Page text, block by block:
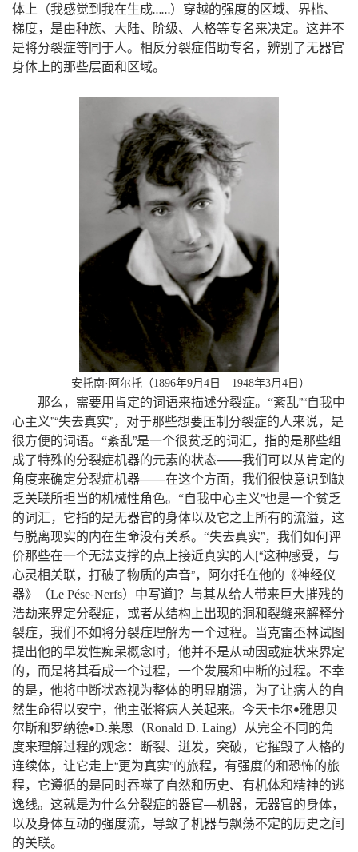
体上（我感觉到我在生成……）穿越的强度的区域、界槛、
梯度， 是由种族、大陆、阶级、人格等专名来决定。 这并不
是将分裂症等同于人。 相反分裂症借助专名 ， 辨别了无器官
身体上的那些层面和区域。
安托南·阿尔托（1896年9月4日—1948年3月4日）
那么 ， 需要用肯定的词语来描述分裂症。 “紊乱”“自我中
心主义”“失去真实”， 对于那些想要压制分裂症的人来说，
是
很方便的词语。 “紊乱”是一个很贫乏的词汇， 指的是那些组
成了特殊的分裂症机器的元素的状态——我们可以从肯定的
角度来确定分裂症机器——在这个方面， 我们很快意识到缺
乏关联所担当的机械性角色。 “自我中心主义”也是一个贫乏
的词汇， 它指的是无器官的身体以及它之上所有的流溢， 这
与脱离现实的内在生命没有关系。 “失去真实”， 我们如何评
价那些在一个无法支撑的点上接近真实的人 [“这种感受，
与
心灵相关联， 打破了物质的声音”，
阿尔托在他的《神经仪
器》（Le Pése-Nerfs）中写道]？ 与其从给人带来巨大摧残的
浩劫来界定分裂症，
或者从结构上出现的洞和裂缝来解释分
裂症， 我们不如将分裂症理解为一个过程。
当克雷丕林试图
提出他的早发性痴呆概念时， 他并不是从动因或症状来界定
的， 而是将其看成一个过程， 一个发展和中断的过程。
不幸
的是， 他将中断状态视为整体的明显崩溃，
为了让病人的自
然生命得以安宁， 他主张将病人关起来。 今天卡尔•雅思贝
尔斯和罗纳德•D.莱恩（Ronald D. Laing）从完全不同的角
度来理解过程的观念： 断裂、迸发， 突破，
它摧毁了人格的
连续体， 让它走上“更为真实”的旅程， 有强度的和恐怖的旅
程，
它遵循的是同时吞噬了自然和历史、有机体和精神的逃
逸线。 这就是为什么分裂症的器官—机器， 无器官的身体，
以及身体互动的强度流，
导致了机器与飘荡不定的历史之间
的关联。